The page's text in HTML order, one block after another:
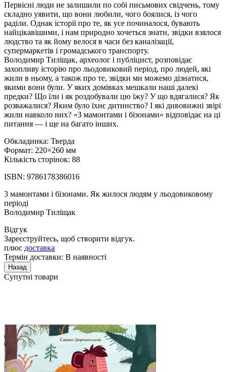
Первісні люди не залишили по собі письмових свідчень, тому
складно уявити, що вони любили, чого боялися, із чого
раділи. Однак історії про те, як усе починалося, бувають
найцікавішими, і нам природно хочеться знати, звідки взялося
людство та як йому велося в часи без каналізації,
супермаркетів і громадського транспорту.
Володимир Тиліщак, археолог і публіцист, розповідає
захопливу історію про льодовиковий період, про людей, які
жили в ньому, а також про те, звідки ми можемо дізнатися,
якими вони були. У яких домівках мешкали наші далекі
предки? Що їли і як роздобували цю їжу? У що вдягалися? Як
розважалися? Яким було їхнє дитинство? І які дивовижні звірі
жили навколо них? «З мамонтами і бізонами» відповідає на ці
питання — і ще на багато інших.
Обкладинка: Тверда
Формат: 220×260 мм
Кількість сторінок: 88
ISBN: 9786178386016
3 мамонтами і бізонами. Як жилося людям у льодовиковому
періоді
Володимир Тиліщак
Відгук
Зареєструйтесь, щоб створити відгук.
плюс доставка
Термін доставки: В наявності
Супутні товари